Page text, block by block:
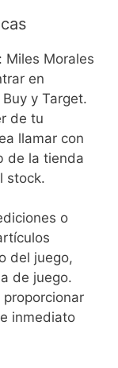
Miles Morales
en
y Target.
de tu
llamar con
de la tienda
stock.
o
del juego,
de juego.
inmediato